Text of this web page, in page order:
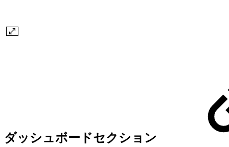
ダッシュボードセクション